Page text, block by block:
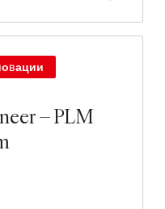
– PLM